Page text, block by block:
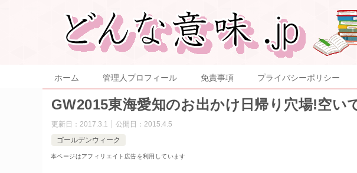
ホーム 管理人プロフィール 免責事項 プライバシーポリシー
GW2015東海愛知のお出かけ日帰り穴場!空い
更新日： 2017.3.1 公開日： 2015.4.5
ゴールデンウィーク
本ページはアフィリエイト広告を利用しています